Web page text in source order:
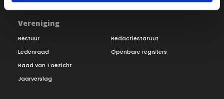
Vereniging
Bestuur
Ledenraad
Raad van Toezicht
Jaarverslag
Redactiestatuut
Openbare registers